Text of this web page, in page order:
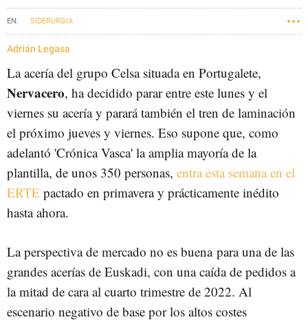
SIDERURGIA
Adrián Legasa
La acería del grupo Celsa situada en Portugalete,
Nervacero, ha decidido parar entre este lunes y el
viernes su acería y parará también el tren de laminación
el próximo jueves y viernes. Eso supone que, como
adelantó 'Crónica Vasca' la amplia mayoría de la
plantilla, de unos 350 personas, entra esta semana en el
ERTE pactado en primavera y prácticamente inédito
hasta ahora.
La perspectiva de mercado no es buena para una de las
grandes acerías de Euskadi, con una caída de pedidos a
la mitad de cara al cuarto trimestre de 2022. Al
escenario negativo de base por los altos costes